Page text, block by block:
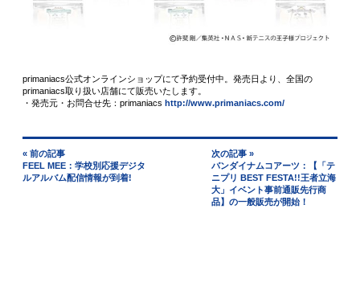
primaniacs公式オンラインショップにて予約受付中。発売日より、全国の
primaniacs取り扱い店舗にて販売いたします。
・発売元・お問合せ先：primaniacs http://www.primaniacs.com/
« 前の記事
FEEL MEE：学校別応援デジタ
ルアルバム配信情報が到着!
次の記事 »
バンダイナムコアーツ：【「テ
ニプリ BEST FESTA!!王者立海
大」イベント事前通販先行商
品】の一般販売が開始！